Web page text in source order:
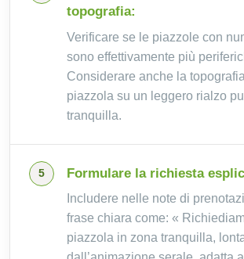
topografia:
Verificare se le piazzole con
sono effettivamente più
Considerare anche la
piazzola su un leggero rialzo
tranquilla.
Formulare la richiesta
Includere nelle note di
frase chiara come: «
piazzola in zona tranquilla,